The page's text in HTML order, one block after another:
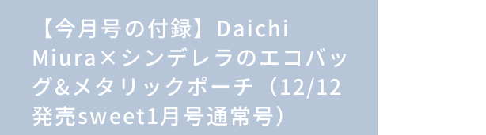
【今月号の付録】Daichi
Miura×シンデレラのエコバッ
グ&メタリックポーチ（12/12
発売sweet1月号通常号）